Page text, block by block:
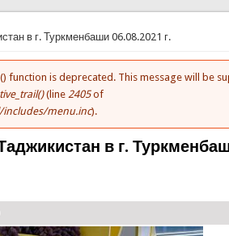
в г. Туркменбаши 06.08.2021 г.
function is deprecated. This message will be
(line 2405of
menu.inc).
в г.